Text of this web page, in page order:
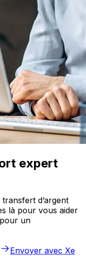
expert
d’argent
là pour vous aider
un
Envoyer avec Xe